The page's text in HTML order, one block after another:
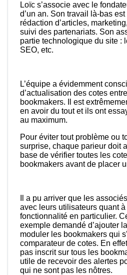
Loïc s’associe avec le
d’un an. Son travail là-bas
rédaction d’articles,
suivi des partenariats. Son
partie technologique du site :
SEO, etc.
L’équipe a évidemment
d’actualisation des cotes
bookmakers. Il est
en avoir du tout et ils ont
au maximum.
Pour éviter tout problème ou
surprise, chaque parieur doit
base de vérifier toutes les
bookmakers avant de placer
Il a pu arriver que les
avec leurs utilisateurs quant à
fonctionnalité en particulier.
exemple demandé d’ajouter
moduler les bookmakers qui
comparateur de cotes. En
pas inscrit sur tous les
utile de recevoir des alertes
qui ne sont pas les nôtres.